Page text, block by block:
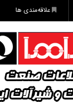
علاقه‌مندی ها